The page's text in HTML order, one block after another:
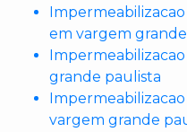
em vargem
grande paulista
vargem grande